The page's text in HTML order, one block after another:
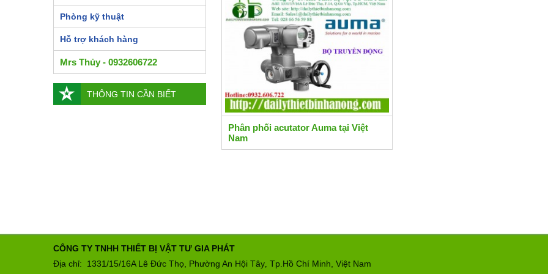
Phòng kỹ thuật
Hỗ trợ khách hàng
Mrs Thủy - 0932606722
THÔNG TIN CẦN BIẾT
Phân phối acutator Auma tại Việt
Nam
CÔNG TY TNHH THIẾT BỊ VẬT TƯ GIA PHÁT
Địa chỉ: 1331/15/16A Lê Đức Thọ, Phường An Hội Tây, Tp.Hồ Chí Minh, Việt Nam